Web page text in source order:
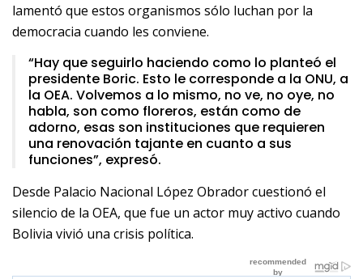
lamentó que estos organismos sólo luchan por la
democracia cuando les conviene.
“Hay que seguirlo haciendo como lo planteó el
presidente Boric. Esto le corresponde a la ONU, a
la OEA. Volvemos a lo mismo, no ve, no oye, no
habla, son como floreros, están como de
adorno, esas son instituciones que requieren
una renovación tajante en cuanto a sus
funciones”, expresó.
Desde Palacio Nacional López Obrador cuestionó el
silencio de la OEA, que fue un actor muy activo cuando
Bolivia vivió una crisis política.